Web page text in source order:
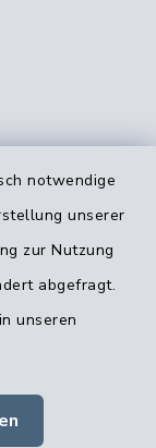
notwendige
unserer
zur Nutzung
abgefragt.
unseren